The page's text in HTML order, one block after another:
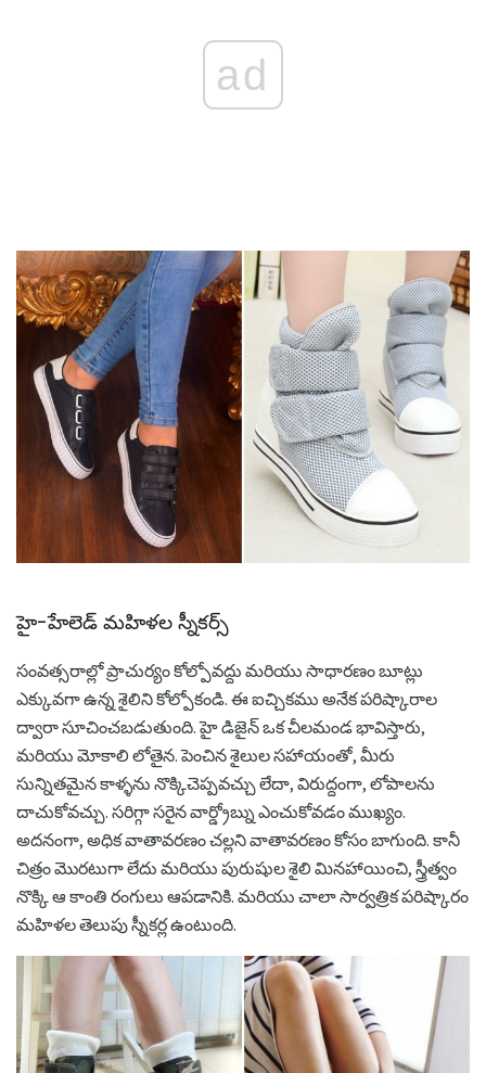
ad
హై-హేలెడ్ మహిళల స్నీకర్స్
సంవత్సరాల్లో ప్రాచుర్యం కోల్పోవద్దు మరియు సాధారణం బూట్లు
ఎక్కువగా ఉన్న శైలిని కోల్పోకండి. ఈ ఐచ్చికము అనేక పరిష్కారాల
ద్వారా సూచించబడుతుంది. హై డిజైన్ ఒక చీలమండ భావిస్తారు,
మరియు మోకాలి లోతైన. పెంచిన శైలుల సహాయంతో, మీరు
సున్నితమైన కాళ్ళను నొక్కిచెప్పవచ్చు లేదా, విరుద్దంగా, లోపాలను
దాచుకోవచ్చు. సరిగ్గా సరైన వార్డ్రోబ్ను ఎంచుకోవడం ముఖ్యం.
అదనంగా, అధిక వాతావరణం చల్లని వాతావరణం కోసం బాగుంది. కానీ
చిత్రం మొరటుగా లేదు మరియు పురుషుల శైలి మినహాయించి, స్త్రీత్వం
నొక్కి ఆ కాంతి రంగులు ఆపడానికి. మరియు చాలా సార్వత్రిక పరిష్కారం
మహిళల తెలుపు స్నీకర్ల ఉంటుంది.